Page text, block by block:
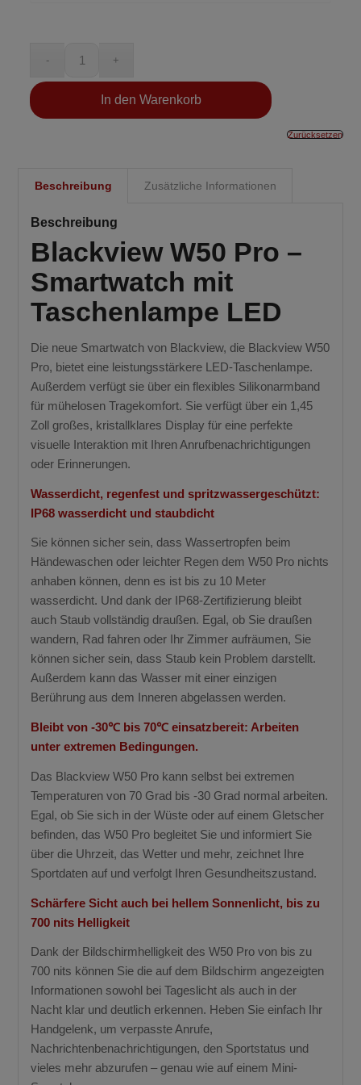
Zurücksetzen
In den Warenkorb
Beschreibung Zusätzliche Informationen
Beschreibung
Blackview W50 Pro –
Smartwatch mit
Taschenlampe LED
Die neue Smartwatch von Blackview, die Blackview W50
Pro, bietet eine leistungsstärkere LED-Taschenlampe.
Außerdem verfügt sie über ein flexibles Silikonarmband
für mühelosen Tragekomfort. Sie verfügt über ein 1,45
Zoll großes, kristallklares Display für eine perfekte
visuelle Interaktion mit Ihren Anrufbenachrichtigungen
oder Erinnerungen.
Wasserdicht, regenfest und spritzwassergeschützt:
IP68 wasserdicht und staubdicht
Sie können sicher sein, dass Wassertropfen beim
Händewaschen oder leichter Regen dem W50 Pro nichts
anhaben können, denn es ist bis zu 10 Meter
wasserdicht. Und dank der IP68-Zertifizierung bleibt
auch Staub vollständig draußen. Egal, ob Sie draußen
wandern, Rad fahren oder Ihr Zimmer aufräumen, Sie
können sicher sein, dass Staub kein Problem darstellt.
Außerdem kann das Wasser mit einer einzigen
Berührung aus dem Inneren abgelassen werden.
Bleibt von -30℃ bis 70℃ einsatzbereit: Arbeiten
unter extremen Bedingungen.
Das Blackview W50 Pro kann selbst bei extremen
Temperaturen von 70 Grad bis -30 Grad normal arbeiten.
Egal, ob Sie sich in der Wüste oder auf einem Gletscher
befinden, das W50 Pro begleitet Sie und informiert Sie
über die Uhrzeit, das Wetter und mehr, zeichnet Ihre
Sportdaten auf und verfolgt Ihren Gesundheitszustand.
Schärfere Sicht auch bei hellem Sonnenlicht, bis zu
700 nits Helligkeit
Dank der Bildschirmhelligkeit des W50 Pro von bis zu
700 nits können Sie die auf dem Bildschirm angezeigten
Informationen sowohl bei Tageslicht als auch in der
Nacht klar und deutlich erkennen. Heben Sie einfach Ihr
Handgelenk, um verpasste Anrufe,
Nachrichtenbenachrichtigungen, den Sportstatus und
vieles mehr abzurufen – genau wie auf einem Mini-